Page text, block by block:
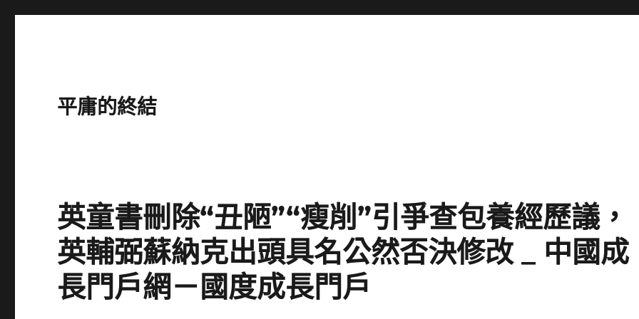
平庸的終結
英童書刪除“丑陋”“瘦削”引爭查包養經歷議，
英輔弼蘇納克出頭具名公然否決修改 _ 中國成
長門戶網－國度成長門戶